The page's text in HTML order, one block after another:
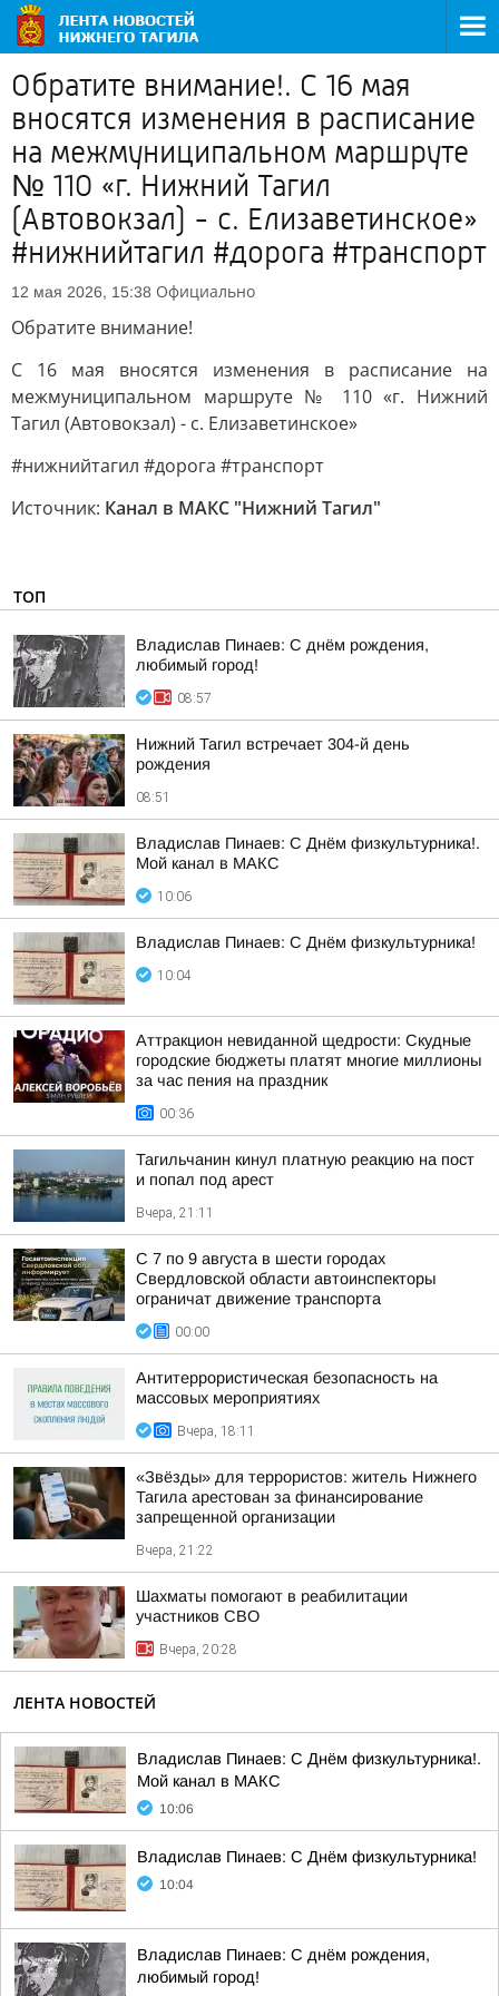
Обратите внимание!. C 16 мая
вносятся изменения в расписание
на межмуниципальном маршруте
№ 110 «г. Нижний Тагил
(Автовокзал) - с. Елизаветинское»
#нижнийтагил #дорога #транспорт
12 мая 2026, 15:38 Официально
Обратите внимание!
C 16 мая вносятся изменения в расписание на
межмуниципальном маршруте № 110 «г. Нижний
Тагил (Автовокзал) - с. Елизаветинское»
#нижнийтагил #дорога #транспорт
Источник: Канал в МАКС "Нижний Тагил"
ТОП
Владислав Пинаев: С днём рождения,
любимый город!
08:57
Нижний Тагил встречает 304-й день
рождения
08:51
Владислав Пинаев: С Днём физкультурника!.
Мой канал в МАКС
10:06
Владислав Пинаев: С Днём физкультурника!
10:04
Аттракцион невиданной щедрости: Скудные
городские бюджеты платят многие миллионы
за час пения на праздник
00:36
Тагильчанин кинул платную реакцию на пост
и попал под арест
Вчера, 21:11
С 7 по 9 августа в шести городах
Свердловской области автоинспекторы
ограничат движение транспорта
00:00
Антитеррористическая безопасность на
массовых мероприятиях
Вчера, 18:11
«Звёзды» для террористов: житель Нижнего
Тагила арестован за финансирование
запрещенной организации
Вчера, 21:22
Шахматы помогают в реабилитации
участников СВО
Вчера, 20:28
ЛЕНТА НОВОСТЕЙ
Владислав Пинаев: С Днём физкультурника!.
Мой канал в МАКС
10:06
Владислав Пинаев: С Днём физкультурника!
10:04
Владислав Пинаев: С днём рождения,
любимый город!